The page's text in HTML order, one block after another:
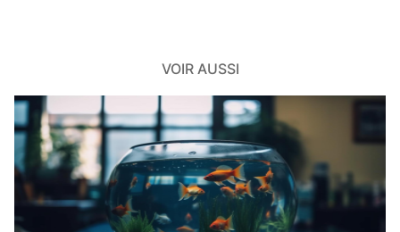
VOIR AUSSI